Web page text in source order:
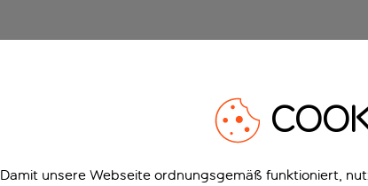
Damit unsere Webseite ordnungsgemäß funktioniert,